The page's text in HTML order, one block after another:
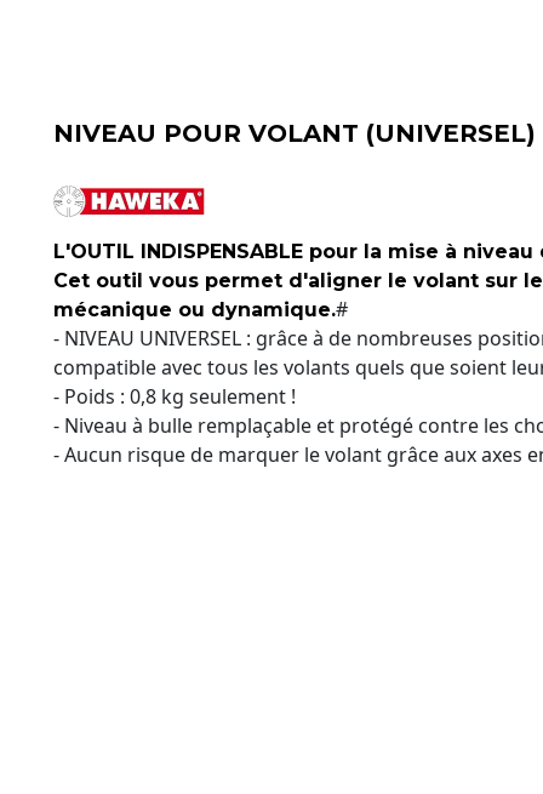
NIVEAU POUR VOLANT (UNIVERSEL)
L'OUTIL INDISPENSABLE pour la mise à
Cet outil vous permet d'aligner le volant sur
mécanique ou dynamique.#
- NIVEAU UNIVERSEL : grâce à de nombreuses
compatible avec tous les volants quels que soient
- Poids : 0,8 kg seulement !
- Niveau à bulle remplaçable et protégé contre les
- Aucun risque de marquer le volant grâce aux axes